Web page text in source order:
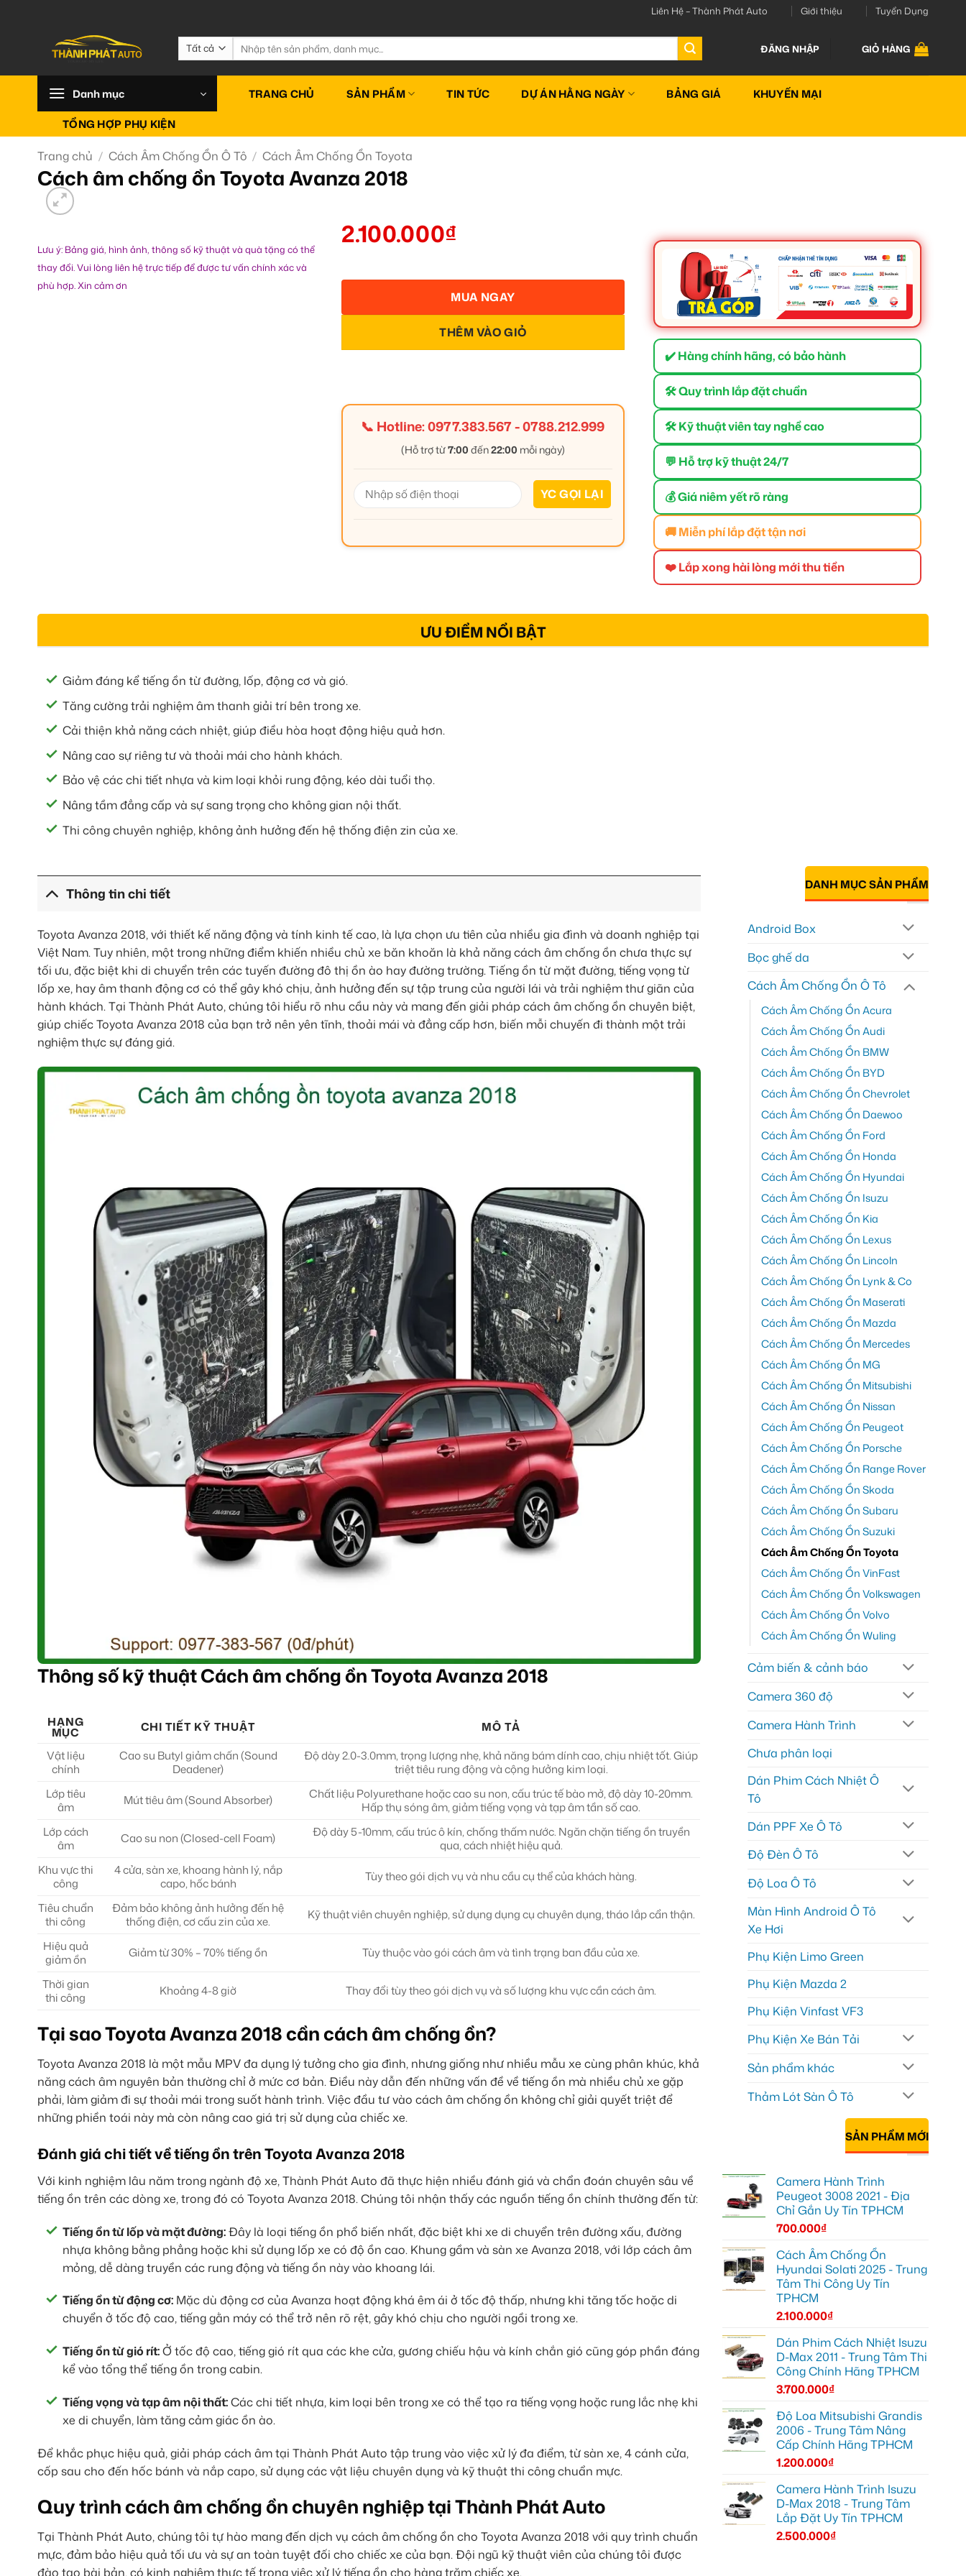
Liên Hệ – Thành Phát Auto Giới thiệu Tuyển Dụng
Tìm
kiếm:
ĐĂNG NHẬP GIỎ HÀNG
Danh mục TRANG CHỦ SẢN PHẨM TIN TỨC DỰ ÁN HẰNG NGÀY BẢNG GIÁ KHUYẾN MẠI
TỔNG HỢP PHỤ KIỆN
Trang chủ / Cách Âm Chống Ồn Ô Tô / Cách Âm Chống Ồn Toyota
Cách âm chống ồn Toyota Avanza 2018
Lưu ý: Bảng giá, hình ảnh, thông số kỹ thuật và quà tặng có thể
thay đổi. Vui lòng liên hệ trực tiếp để được tư vấn chính xác và
phù hợp. Xin cảm ơn
2.100.000₫
THÊM VÀO GIỎ
MUA NGAY
📞 Hotline:0977.383.567-0788.212.999
(Hỗ trợ từ7:00 đến22:00 mỗi ngày)
✔️ Hàng chính hãng, có bảo hành
🛠 Quy trình lắp đặt chuẩn
🛠 Kỹ thuật viên tay nghề cao
💬 Hỗ trợ kỹ thuật 24/7
💰 Giá niêm yết rõ ràng
🚚 Miễn phí lắp đặt tận nơi
❤️ Lắp xong hài lòng mới thu tiền
ƯU ĐIỂM NỔI BẬT
Giảm đáng kể tiếng ồn từ đường, lốp, động cơ và gió.
Tăng cường trải nghiệm âm thanh giải trí bên trong xe.
Cải thiện khả năng cách nhiệt, giúp điều hòa hoạt động hiệu quả hơn.
Nâng cao sự riêng tư và thoải mái cho hành khách.
Bảo vệ các chi tiết nhựa và kim loại khỏi rung động, kéo dài tuổi thọ.
Nâng tầm đẳng cấp và sự sang trọng cho không gian nội thất.
Thi công chuyên nghiệp, không ảnh hưởng đến hệ thống điện zin của xe.
Thông tin chi tiết
Toyota Avanza 2018, với thiết kế năng động và tính kinh tế cao, là lựa chọn ưu tiên của nhiều gia đình và doanh nghiệp tại
Việt Nam. Tuy nhiên, một trong những điểm khiến nhiều chủ xe băn khoăn là khả năng cách âm chống ồn chưa thực sự
tối ưu, đặc biệt khi di chuyển trên các tuyến đường đô thị ồn ào hay đường trường. Tiếng ồn từ mặt đường, tiếng vọng từ
lốp xe, hay âm thanh động cơ có thể gây khó chịu, ảnh hưởng đến sự tập trung của người lái và trải nghiệm thư giãn của
hành khách. Tại Thành Phát Auto, chúng tôi hiểu rõ nhu cầu này và mang đến giải pháp cách âm chống ồn chuyên biệt,
giúp chiếc Toyota Avanza 2018 của bạn trở nên yên tĩnh, thoải mái và đẳng cấp hơn, biến mỗi chuyến đi thành một trải
nghiệm thực sự đáng giá.
Thông số kỹ thuật Cách âm chống ồn Toyota Avanza 2018
HẠNG
MỤC CHI TIẾT KỸ THUẬT
MÔ TẢ
Vật liệu
chính
Cao su Butyl giảm chấn (Sound
Deadener)
Độ dày 2.0-3.0mm, trọng lượng nhẹ, khả năng bám dính cao, chịu nhiệt tốt. Giúp
triệt tiêu rung động và cộng hưởng kim loại.
Lớp tiêu
âm
Mút tiêu âm (Sound Absorber)
Chất liệu Polyurethane hoặc cao su non, cấu trúc tế bào mở, độ dày 10-20mm.
Hấp thụ sóng âm, giảm tiếng vọng và tạp âm tần số cao.
Lớp cách
âm
Cao su non (Closed-cell Foam)
Độ dày 5-10mm, cấu trúc ô kín, chống thấm nước. Ngăn chặn tiếng ồn truyền
qua, cách nhiệt hiệu quả.
Khu vực thi
công
4 cửa, sàn xe, khoang hành lý, nắp
capo, hốc bánh
Tùy theo gói dịch vụ và nhu cầu cụ thể của khách hàng.
Tiêu chuẩn
thi công
Đảm bảo không ảnh hưởng đến hệ
thống điện, cơ cấu zin của xe.
Kỹ thuật viên chuyên nghiệp, sử dụng dụng cụ chuyên dụng, tháo lắp cẩn thận.
Hiệu quả
giảm ồn
Giảm từ 30% – 70% tiếng ồn Tùy thuộc vào gói cách âm và tình trạng ban đầu của xe.
Thời gian
thi công
Khoảng 4-8 giờ Thay đổi tùy theo gói dịch vụ và số lượng khu vực cần cách âm.
Tại sao Toyota Avanza 2018 cần cách âm chống ồn?
Toyota Avanza 2018 là một mẫu MPV đa dụng lý tưởng cho gia đình, nhưng giống như nhiều mẫu xe cùng phân khúc, khả
năng cách âm nguyên bản thường chỉ ở mức cơ bản. Điều này dẫn đến những vấn đề về tiếng ồn mà nhiều chủ xe gặp
phải, làm giảm đi sự thoải mái trong suốt hành trình. Việc đầu tư vào cách âm chống ồn không chỉ giải quyết triệt để
những phiền toái này mà còn nâng cao giá trị sử dụng của chiếc xe.
Đánh giá chi tiết về tiếng ồn trên Toyota Avanza 2018
Với kinh nghiệm lâu năm trong ngành độ xe, Thành Phát Auto đã thực hiện nhiều đánh giá và chẩn đoán chuyên sâu về
tiếng ồn trên các dòng xe, trong đó có Toyota Avanza 2018. Chúng tôi nhận thấy các nguồn tiếng ồn chính thường đến từ:
Tiếng ồn từ lốp và mặt đường:Đây là loại tiếng ồn phổ biến nhất, đặc biệt khi xe di chuyển trên đường xấu, đường
nhựa không bằng phẳng hoặc khi sử dụng lốp xe có độ ồn cao. Khung gầm và sàn xe Avanza 2018, với lớp cách âm
mỏng, dễ dàng truyền các rung động và tiếng ồn này vào khoang lái.
Tiếng ồn từ động cơ: Mặc dù động cơ của Avanza hoạt động khá êm ái ở tốc độ thấp, nhưng khi tăng tốc hoặc di
chuyển ở tốc độ cao, tiếng gằn máy có thể trở nên rõ rệt, gây khó chịu cho người ngồi trong xe.
Tiếng ồn từ gió rít:Ở tốc độ cao, tiếng gió rít qua các khe cửa, gương chiếu hậu và kính chắn gió cũng góp phần đáng
kể vào tổng thể tiếng ồn trong cabin.
Tiếng vọng và tạp âm nội thất:Các chi tiết nhựa, kim loại bên trong xe có thể tạo ra tiếng vọng hoặc rung lắc nhẹ khi
xe di chuyển, làm tăng cảm giác ồn ào.
Để khắc phục hiệu quả, giải pháp cách âm tại Thành Phát Auto tập trung vào việc xử lý đa điểm, từ sàn xe, 4 cánh cửa,
cốp sau cho đến hốc bánh và nắp capo, sử dụng các vật liệu chuyên dụng và kỹ thuật thi công chuẩn mực.
Quy trình cách âm chống ồn chuyên nghiệp tại Thành Phát Auto
Tại Thành Phát Auto, chúng tôi tự hào mang đến dịch vụ cách âm chống ồn cho Toyota Avanza 2018 với quy trình chuẩn
mực, đảm bảo hiệu quả tối ưu và sự an toàn tuyệt đối cho chiếc xe của bạn. Đội ngũ kỹ thuật viên của chúng tôi được
đào tạo bài bản, có kinh nghiệm thực tế trong việc xử lý tiếng ồn cho hàng trăm chiếc xe.
DANH MỤC SẢN PHẨM
Android Box
Bọc ghế da
Cách Âm Chống Ồn Ô Tô
Cách Âm Chống Ồn Acura
Cách Âm Chống Ồn Audi
Cách Âm Chống Ồn BMW
Cách Âm Chống Ồn BYD
Cách Âm Chống Ồn Chevrolet
Cách Âm Chống Ồn Daewoo
Cách Âm Chống Ồn Ford
Cách Âm Chống Ồn Honda
Cách Âm Chống Ồn Hyundai
Cách Âm Chống Ồn Isuzu
Cách Âm Chống Ồn Kia
Cách Âm Chống Ồn Lexus
Cách Âm Chống Ồn Lincoln
Cách Âm Chống Ồn Lynk & Co
Cách Âm Chống Ồn Maserati
Cách Âm Chống Ồn Mazda
Cách Âm Chống Ồn Mercedes
Cách Âm Chống Ồn MG
Cách Âm Chống Ồn Mitsubishi
Cách Âm Chống Ồn Nissan
Cách Âm Chống Ồn Peugeot
Cách Âm Chống Ồn Porsche
Cách Âm Chống Ồn Range Rover
Cách Âm Chống Ồn Skoda
Cách Âm Chống Ồn Subaru
Cách Âm Chống Ồn Suzuki
Cách Âm Chống Ồn Toyota
Cách Âm Chống Ồn VinFast
Cách Âm Chống Ồn Volkswagen
Cách Âm Chống Ồn Volvo
Cách Âm Chống Ồn Wuling
Cảm biến & cảnh báo
Camera 360 độ
Camera Hành Trình
Chưa phân loại
Dán Phim Cách Nhiệt Ô
Tô
Dán PPF Xe Ô Tô
Độ Đèn Ô Tô
Độ Loa Ô Tô
Màn Hình Android Ô Tô
Xe Hơi
Phụ Kiện Limo Green
Phụ Kiện Mazda 2
Phụ Kiện Vinfast VF3
Phụ Kiện Xe Bán Tải
Sản phẩm khác
Thảm Lót Sàn Ô Tô
SẢN PHẨM MỚI
Camera Hành Trình
Peugeot 3008 2021 - Địa
Chỉ Gắn Uy Tín TPHCM
700.000₫
Cách Âm Chống Ồn
Hyundai Solati 2025 - Trung
Tâm Thi Công Uy Tín
TPHCM
2.100.000₫
Dán Phim Cách Nhiệt Isuzu
D-Max 2011 - Trung Tâm Thi
Công Chính Hãng TPHCM
3.700.000₫
Độ Loa Mitsubishi Grandis
2006 - Trung Tâm Nâng
Cấp Chính Hãng TPHCM
1.200.000₫
Camera Hành Trình Isuzu
D-Max 2018 - Trung Tâm
Lắp Đặt Uy Tín TPHCM
2.500.000₫